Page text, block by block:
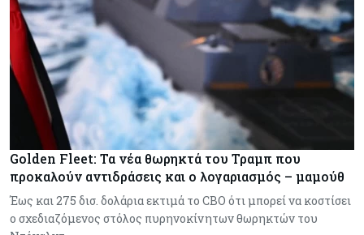
Golden Fleet: Τα νέα θωρηκτά του Τραμπ που
προκαλούν αντιδράσεις και ο λογαριασμός – μαμούθ
Έως και 275 δισ. δολάρια εκτιμά το CBO ότι μπορεί να κοστίσει
ο σχεδιαζόμενος στόλος πυρηνοκίνητων θωρηκτών του